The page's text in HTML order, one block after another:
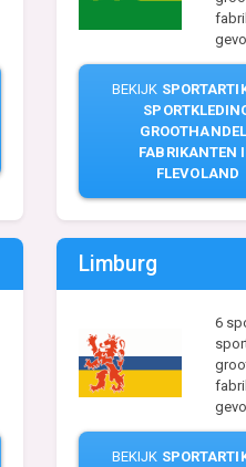
BEKIJK
FABRIKANTEN
FLEVOLAND
Limburg
6
BEKIJK